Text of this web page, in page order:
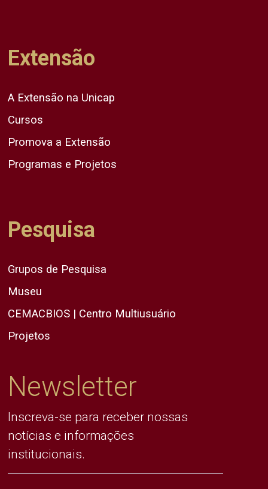
Extensão
A Extensão na Unicap
Cursos
Promova a Extensão
Programas e Projetos
Pesquisa
Grupos de Pesquisa
Museu
CEMACBIOS | Centro Multiusuário
Projetos
Newsletter
Inscreva-se para receber nossas
notícias e informações
institucionais.